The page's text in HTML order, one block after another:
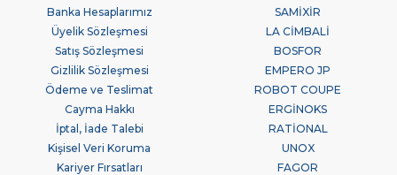
Banka Hesaplarımız
Üyelik Sözleşmesi
Satış Sözleşmesi
Gizlilik Sözleşmesi
Ödeme ve Teslimat
Cayma Hakkı
İptal, İade Talebi
Kişisel Veri Koruma
Kariyer Fırsatları
SAMİXİR
LA CİMBALİ
BOSFOR
EMPERO JP
ROBOT COUPE
ERGİNOKS
RATİONAL
UNOX
FAGOR